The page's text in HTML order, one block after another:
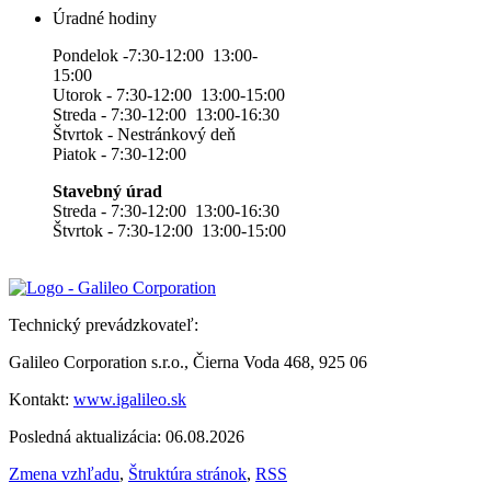
Úradné hodiny
Pondelok -7:30-12:00 13:00-
15:00
Utorok - 7:30-12:00 13:00-15:00
Streda - 7:30-12:00 13:00-16:30
Štvrtok - Nestránkový deň
Piatok - 7:30-12:00
Stavebný úrad
Streda - 7:30-12:00 13:00-16:30
Štvrtok - 7:30-12:00 13:00-15:00
Technický prevádzkovateľ:
Galileo Corporation s.r.o., Čierna Voda 468, 925 06
Kontakt: www.igalileo.sk
Posledná aktualizácia: 06.08.2026
Zmena vzhľadu, Štruktúra stránok, RSS